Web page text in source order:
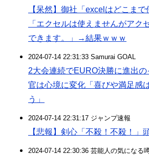
【呆然】御社「excelはどこま
「エクセルは使えませんがアク
できます。」→結果ｗｗｗ
2024-07-14 22:31:33 Samurai GOAL
2大会連続でEURO決勝に進出
官は心境に変化「喜びや満足感
う」
2024-07-14 22:31:17 ジャンプ速報
【悲報】剣心「不殺！不殺！」
2024-07-14 22:30:36 芸能人の気になる